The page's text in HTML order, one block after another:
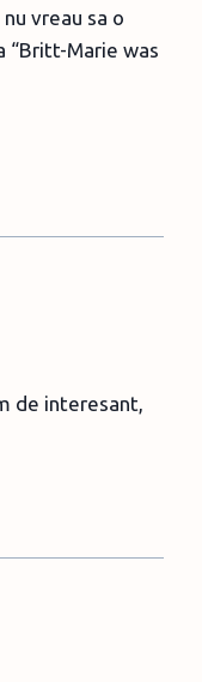
vreau sa o
“Britt-Marie was
de interesant,